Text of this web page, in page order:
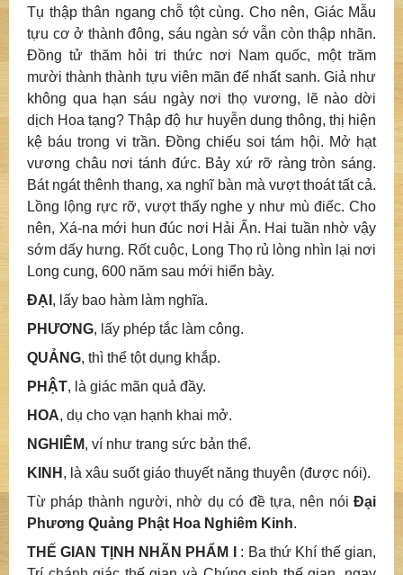
Tụ thập thân ngang chỗ tột cùng. Cho nên, Giác Mẫu
tựu cơ ở thành đông, sáu ngàn sớ vẫn còn thập nhãn.
Đồng tử thăm hỏi tri thức nơi Nam quốc, một trăm
mười thành thành tựu viên mãn để nhất sanh. Giả như
không qua hạn sáu ngày nơi thọ vương, lẽ nào dời
dịch Hoa tạng? Thập độ hư huyễn dung thông, thị hiện
kệ báu trong vi trần. Đồng chiếu soi tám hội. Mở hạt
vương châu nơi tánh đức. Bảy xứ rỡ ràng tròn sáng.
Bát ngát thênh thang, xa nghĩ bàn mà vượt thoát tất cả.
Lồng lộng rực rỡ, vượt thấy nghe y như mù điếc. Cho
nên, Xá-na mới hun đúc nơi Hải Ấn. Hai tuần nhờ vậy
sớm dấy hưng. Rốt cuộc, Long Thọ rủ lòng nhìn lại nơi
Long cung, 600 năm sau mới hiển bày.
ĐẠI , lấy bao hàm làm nghĩa.
PHƯƠNG, lấy phép tắc làm công.
QUẢNG, thì thể tột dụng khắp.
PHẬT, là giác mãn quả đầy.
HOA, dụ cho vạn hạnh khai mở.
NGHIÊM, ví như trang sức bản thể.
KINH , là xâu suốt giáo thuyết năng thuyên (được nói).
Từ pháp thành người, nhờ dụ có đề tựa, nên nói Đại
Phương Quảng Phật Hoa Nghiêm Kinh.
THẾ GIAN TỊNH NHÃN PHẨM I
: Ba thứ Khí thế gian,